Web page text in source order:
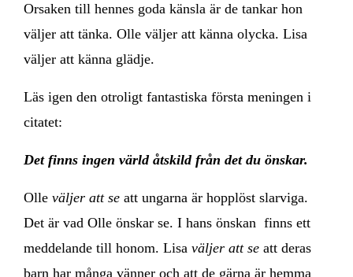
Orsaken till hennes goda känsla är de tankar hon
väljer att tänka. Olle väljer att känna olycka. Lisa
väljer att känna glädje.
Läs igen den otroligt fantastiska första meningen i
citatet:
Det finns ingen värld åtskild från det du önskar.
Olle väljer att se att ungarna är hopplöst slarviga.
Det är vad Olle önskar se. I hans önskan finns ett
meddelande till honom. Lisa väljer att se att deras
barn har många vänner och att de gärna är hemma